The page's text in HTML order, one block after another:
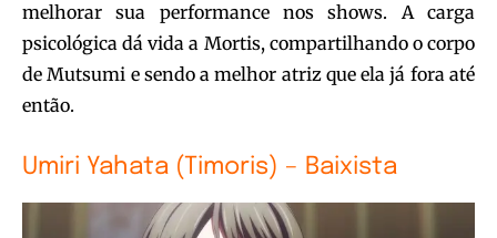
melhorar sua performance nos shows. A carga
psicológica dá vida a Mortis, compartilhando o corpo
de Mutsumi e sendo a melhor atriz que ela já fora até
então.
Umiri Yahata (Timoris) – Baixista